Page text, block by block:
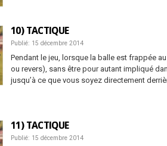
10) TACTIQUE
Publié: 15 décembre 2014
Pendant le jeu, lorsque la balle est frappée
ou revers), sans être pour autant impliqué
jusqu’à ce que vous soyez directement
11) TACTIQUE
Publié: 15 décembre 2014